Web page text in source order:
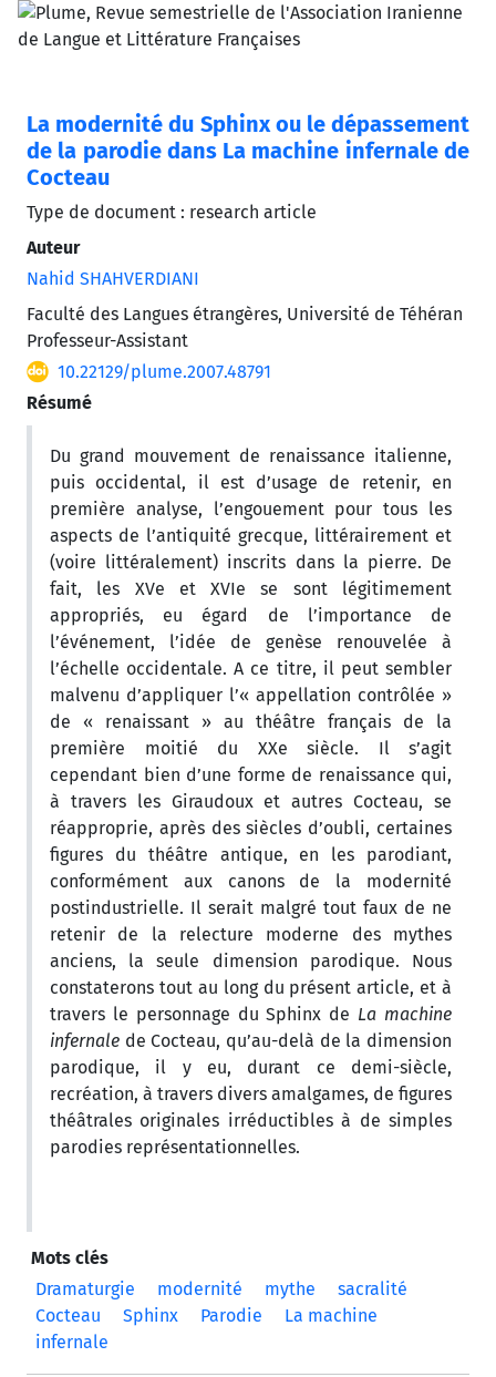
La modernité du Sphinx ou le dépassement
de la parodie dans La machine infernale de
Cocteau
Type de document : research article
Auteur
Nahid SHAHVERDIANI
Faculté des Langues étrangères, Université de Téhéran
Professeur-Assistant
10.22129/plume.2007.48791
Résumé
Du grand mouvement de renaissance italienne,
puis occidental, il est d’usage de retenir, en
première analyse, l’engouement pour tous les
aspects de l’antiquité grecque, littérairement et
(voire littéralement) inscrits dans la pierre. De
fait, les XVe et XVIe se sont légitimement
appropriés, eu égard de l’importance de
l’événement, l’idée de genèse renouvelée à
l’échelle occidentale. A ce titre, il peut sembler
malvenu d’appliquer l’« appellation contrôlée »
de « renaissant » au théâtre français de la
première moitié du XXe siècle. Il s’agit
cependant bien d’une forme de renaissance qui,
à travers les Giraudoux et autres Cocteau, se
réapproprie, après des siècles d’oubli, certaines
figures du théâtre antique, en les parodiant,
conformément aux canons de la modernité
postindustrielle. Il serait malgré tout faux de ne
retenir de la relecture moderne des mythes
anciens, la seule dimension parodique. Nous
constaterons tout au long du présent article, et à
travers le personnage du Sphinx de La machine
infernale de Cocteau, qu’au-delà de la dimension
parodique, il y eu, durant ce demi-siècle,
recréation, à travers divers amalgames, de figures
théâtrales originales irréductibles à de simples
parodies représentationnelles.
Mots clés
Dramaturgie
modernité mythe
sacralité
Cocteau
Sphinx Parodie
La machine
infernale